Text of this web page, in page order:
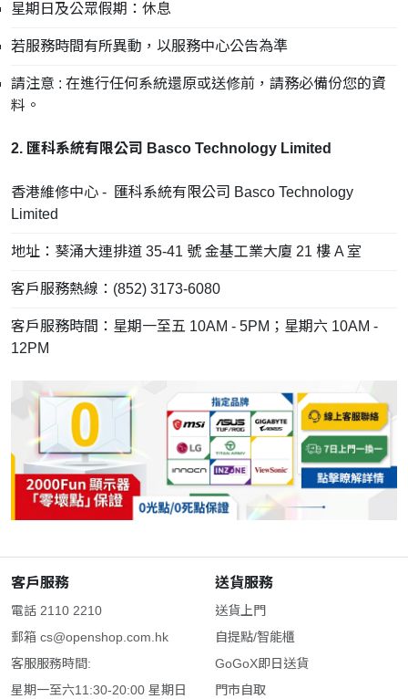
星期日及公眾假期：休息
若服務時間有所異動，以服務中心公告為準
請注意 : 在進行任何系統還原或送修前，請務必備份您的資
料。
2. 匯科系統有限公司 Basco Technology Limited
香港維修中心 - 匯科系統有限公司 Basco Technology
Limited
地址：葵涌大連排道 35-41 號 金基工業大廈 21 樓 A 室
客戶服務熱線：(852) 3173-6080
客戶服務時間：星期一至五 10AM - 5PM；星期六 10AM -
12PM
客戶服務
電話 2110 2210
郵箱 cs@openshop.com.hk
客服服務時間:
星期一至六11:30-20:00 星期日
送貨服務
送貨上門
自提點/智能櫃
GoGoX即日送貨
門市自取